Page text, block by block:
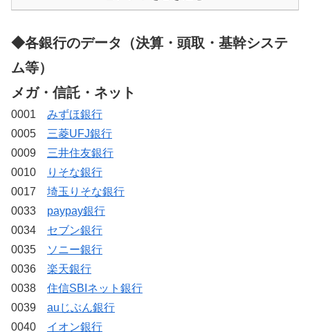
◆各銀行のデータ（決算・頭取・基幹システ
ム等）
メガ・信託・ネット
0001 みずほ銀行
0005 三菱UFJ銀行
0009 三井住友銀行
0010
りそな銀行
0017 埼玉りそな銀行
0033 paypay銀行
0034 セブン銀行
0035
ソニー銀行
0036 楽天銀行
0038 住信SBIネット銀行
0039 auじぶん銀行
0040 イオン銀行